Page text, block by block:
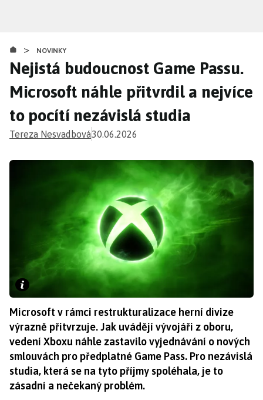
obsahu
> NOVINKY
Nejistá budoucnost Game Passu.
Microsoft náhle přitvrdil a nejvíce
to pocítí nezávislá studia
Tereza Nesvadbová30.06.2026
Microsoft v rámci restrukturalizace herní divize
výrazně přitvrzuje. Jak uvádějí vývojáři z oboru,
vedení Xboxu náhle zastavilo vyjednávání o nových
smlouvách pro předplatné Game Pass. Pro nezávislá
studia, která se na tyto příjmy spoléhala, je to
zásadní a nečekaný problém.